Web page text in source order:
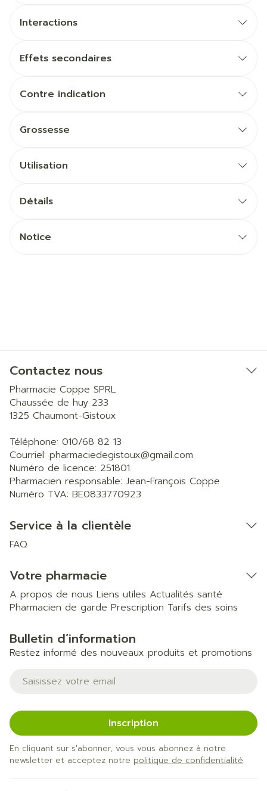
Interactions
Effets secondaires
Contre indication
Grossesse
Utilisation
Détails
Notice
Contactez nous
Pharmacie Coppe SPRL
Chaussée de huy 233
1325 Chaumont-Gistoux
Téléphone: 010/68 82 13
Courriel: pharmaciedegistoux@gmail.com
Numéro de licence: 251801
Pharmacien responsable: Jean-François Coppe
Numéro TVA: BE0833770923
Service à la clientèle
FAQ
Votre pharmacie
A propos de nous Liens utiles Actualités santé
Pharmacien de garde Prescription Tarifs des soins
Bulletin d’information
Restez informé des nouveaux produits et promotions
Adresse mail
Inscription
En cliquant sur s'abonner, vous vous abonnez à notre
newsletter et acceptez notre politique de confidentialité.